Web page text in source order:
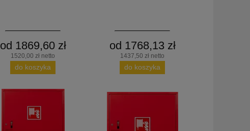
od 1869,60 zł
1520,00 zł netto
do koszyka
od 1768,13 zł
1437,50 zł netto
do koszyka